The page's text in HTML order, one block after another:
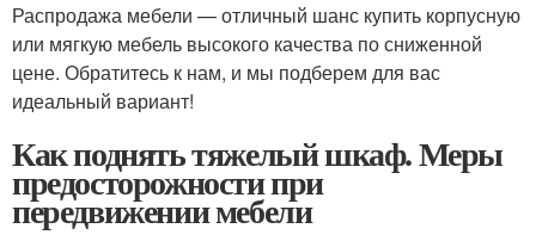
Распродажа мебели — отличный шанс купить корпусную
или мягкую мебель высокого качества по сниженной
цене. Обратитесь к нам, и мы подберем для вас
идеальный вариант!
Как поднять тяжелый шкаф. Меры
предосторожности при
передвижении мебели